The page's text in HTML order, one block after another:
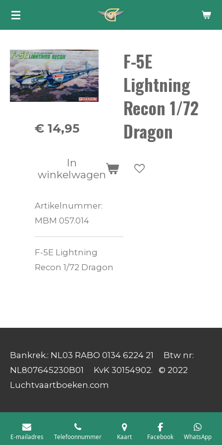
Ga
de
hoofdinhoud
F-5E
Lightning
Recon 1/72
Dragon
€ 14,95
In
winkelwagen
Artikelnummer:
MBM 057.014
F-5E Lightning
Recon 1/72 Dragon
Bankrek.: NL03 RABO 0134 6224 21 Btw nr:
NL807645230B01 KvK 30154902. © 2022
Luchtvaartboeken.com
E-mailadres Telefoonnummer Kaart Facebook WhatsApp